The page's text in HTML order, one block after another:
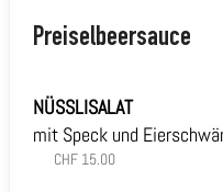
Preiselbeersauce
NÜSSLISALAT
mit Speck und
CHF 15.00